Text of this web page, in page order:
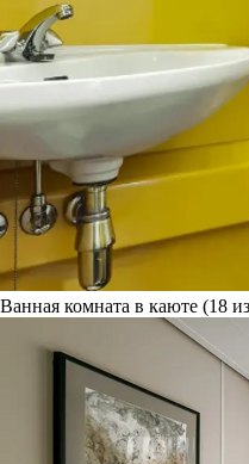
Ванная комната в каюте (18